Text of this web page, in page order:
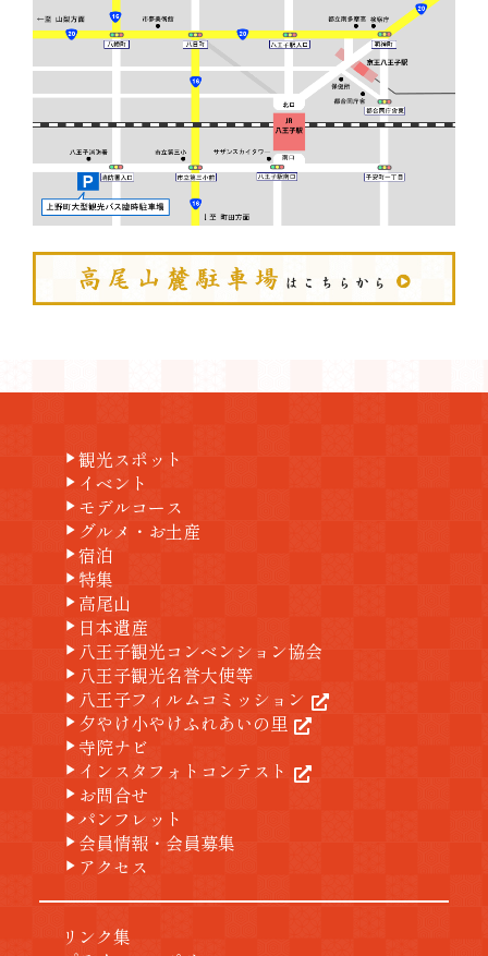
play_arrow観光スポット
play_arrow イベント
play_arrow モデルコース
play_arrow グルメ・お土産
play_arrow宿泊
play_arrow 特集
play_arrow 高尾山
play_arrow 日本遺産
play_arrow 八王子観光コンベンション協会
play_arrow 八王子観光名誉大使等
play_arrow 八王子フィルムコミッション
play_arrow 夕やけ小やけふれあいの里
play_arrow 寺院ナビ
play_arrow インスタフォトコンテスト
play_arrow お問合せ
play_arrowパンフレット
play_arrow 会員情報・会員募集
play_arrow アクセス
リンク集